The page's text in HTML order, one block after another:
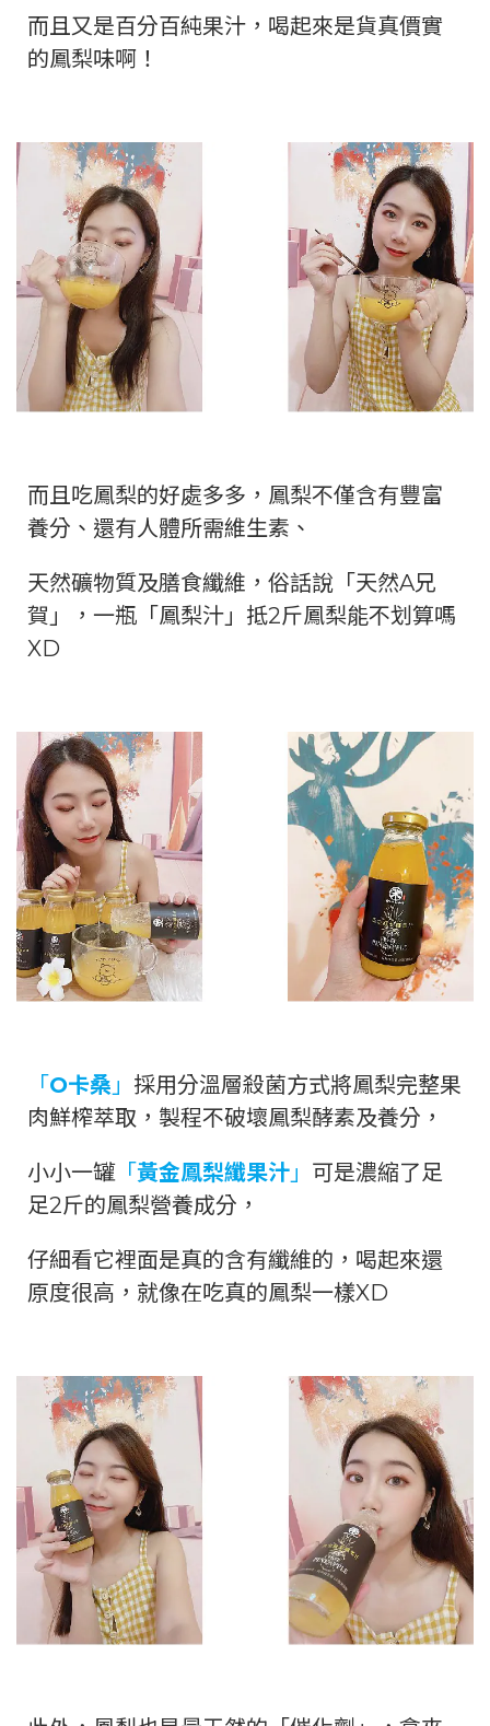
而且又是百分百純果汁，喝起來是貨真價實
的鳳梨味啊！
而且吃鳳梨的好處多多，鳳梨不僅含有豐富
養分、還有人體所需維生素、
天然礦物質及膳食纖維，俗話說「天然A兄
賀」，一瓶「鳳梨汁」抵2斤鳳梨能不划算嗎
XD
「O卡桑 」 採用分溫層殺菌方式將鳳梨完整果
肉鮮榨萃取，製程不破壞鳳梨酵素及養分，
小小一罐「黃金鳳梨纖果汁 」 可是濃縮了足
足2斤的鳳梨營養成分，
仔細看它裡面是真的含有纖維的，喝起來還
原度很高，就像在吃真的鳳梨一樣XD